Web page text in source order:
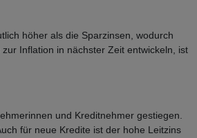
höher als die Sparzinsen, wodurch
Inflation in nächster Zeit entwickeln, ist
und Kreditnehmer gestiegen.
für neue Kredite ist der hohe Leitzins